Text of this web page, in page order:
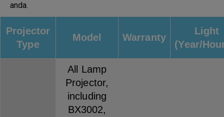
anda.
Projector
Type
Model Warranty
Light
(Year/
All Lamp
Projector,
including
BX3002,